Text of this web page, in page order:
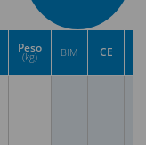
Peso
(kg) BIM CE